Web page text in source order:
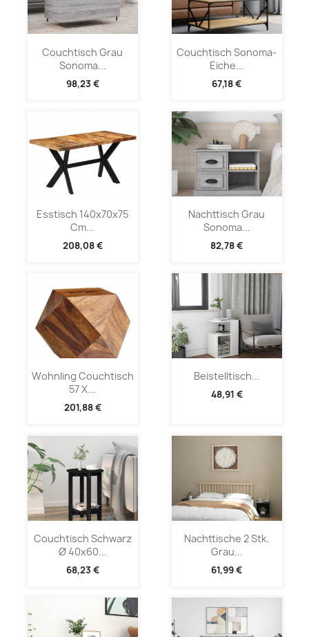
Couchtisch Grau
Sonoma...
98,23 €
Couchtisch Sonoma-
Eiche...
67,18 €
Esstisch 140x70x75
Cm...
208,08 €
Nachttisch Grau
Sonoma...
82,78 €
Wohnling Couchtisch
57 X...
201,88 €
Beistelltisch...
48,91 €
Couchtisch Schwarz
Ø 40x60...
68,23 €
Nachttische 2 Stk.
Grau...
61,99 €